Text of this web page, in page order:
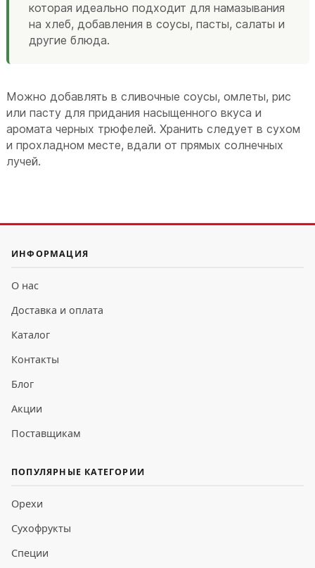
которая идеально подходит для намазывания
на хлеб, добавления в соусы, пасты, салаты и
другие блюда.
Можно добавлять в сливочные соусы, омлеты, рис
или пасту для придания насыщенного вкуса и
аромата черных трюфелей. Хранить следует в сухом
и прохладном месте, вдали от прямых солнечных
лучей.
ИНФОРМАЦИЯ
О нас
Доставка и оплата
Каталог
Контакты
Блог
Акции
Поставщикам
ПОПУЛЯРНЫЕ КАТЕГОРИИ
Орехи
Сухофрукты
Специи